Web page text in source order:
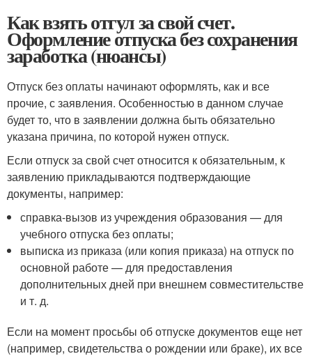
Как взять отгул за свой счет.
Оформление отпуска без сохранения
заработка (нюансы)
Отпуск без оплаты начинают оформлять, как и все
прочие, с заявления. Особенностью в данном случае
будет то, что в заявлении должна быть обязательно
указана причина, по которой нужен отпуск.
Если отпуск за свой счет относится к обязательным, к
заявлению прикладываются подтверждающие
документы, например:
справка-вызов из учреждения образования — для
учебного отпуска без оплаты;
выписка из приказа (или копия приказа) на отпуск по
основной работе — для предоставления
дополнительных дней при внешнем совместительстве
и т. д.
Если на момент просьбы об отпуске документов еще нет
(например, свидетельства о рождении или браке), их все